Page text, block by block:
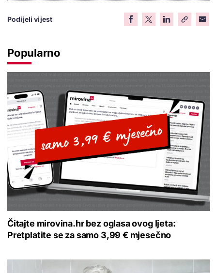
Podijeli vijest
Popularno
Čitajte mirovina.hr bez oglasa ovog ljeta:
Pretplatite se za samo 3,99 € mjesečno